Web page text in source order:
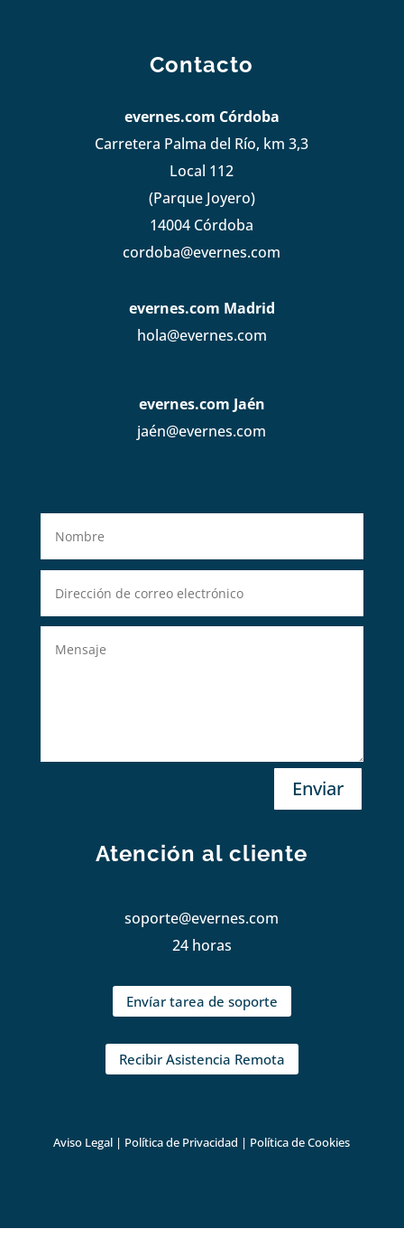
Contacto
evernes.com Córdoba
Carretera Palma del Río, km 3,3
Local 112
(Parque Joyero)
14004 Córdoba
cordoba@evernes.com
evernes.com Madrid
hola@evernes.com
evernes.com Jaén
jaén@evernes.com
Enviar
Atención al cliente
soporte@evernes.com
24 horas
Envíar tarea de soporte
Recibir Asistencia Remota
Aviso Legal | Política de Privacidad | Política de Cookies